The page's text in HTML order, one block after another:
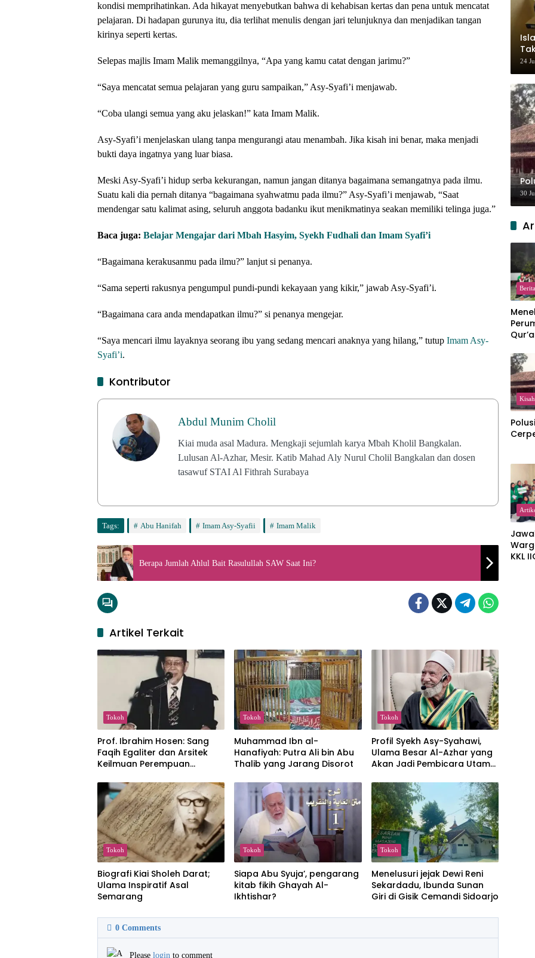
kondisi memprihatinkan. Ada hikayat menyebutkan bahwa di kehabisan kertas dan pena untuk mencatat
pelajaran. Di hadapan gurunya itu, dia terlihat menulis dengan jari telunjuknya dan menjadikan tangan
kirinya seperti kertas.
Selepas majlis Imam Malik memanggilnya, “Apa yang kamu catat dengan jarimu?”
“Saya mencatat semua pelajaran yang guru sampaikan,” Asy-Syafi’i menjawab.
“Coba ulangi semua yang aku jelaskan!” kata Imam Malik.
Asy-Syafi’i menjelaskan ulang tanpa mengurangi atau menambah. Jika kisah ini benar, maka menjadi
bukti daya ingatnya yang luar biasa.
Meski Asy-Syafi’i hidup serba kekurangan, namun jangan ditanya bagaimana semangatnya pada ilmu.
Suatu kali dia pernah ditanya “bagaimana syahwatmu pada ilmu?” Asy-Syafi’i menjawab, “Saat
mendengar satu kalimat asing, seluruh anggota badanku ikut menikmatinya seakan memiliki telinga juga.”
Baca juga: Belajar Mengajar dari Mbah Hasyim, Syekh Fudhali dan Imam Syafi’i
“Bagaimana kerakusanmu pada ilmu?” lanjut si penanya.
“Sama seperti rakusnya pengumpul pundi-pundi kekayaan yang kikir,” jawab Asy-Syafi’i.
“Bagaimana cara anda mendapatkan ilmu?” si penanya mengejar.
“Saya mencari ilmu layaknya seorang ibu yang sedang mencari anaknya yang hilang,” tutup Imam Asy-
Syafi’i.
Kontributor
Abdul Munim Cholil
Kiai muda asal Madura. Mengkaji sejumlah karya Mbah Kholil Bangkalan.
Lulusan Al-Azhar, Mesir. Katib Mahad Aly Nurul Cholil Bangkalan dan dosen
tasawuf STAI Al Fithrah Surabaya
Tags: Abu Hanifah Imam Asy-Syafii Imam Malik
Berapa Jumlah Ahlul Bait Rasulullah SAW Saat Ini?
Artikel Terkait
Tokoh
Prof. Ibrahim Hosen: Sang
Faqih Egaliter dan Arsitek
Keilmuan Perempuan
Tokoh
Muhammad Ibn al-
Hanafiyah: Putra Ali bin Abu
Thalib yang Jarang Disorot
Tokoh
Profil Syekh Asy-Syahawi,
Ulama Besar Al-Azhar yang
Akan Jadi Pembicara Utama
Masjid Istiqlal
Tokoh
Biografi Kiai Sholeh Darat;
Ulama Inspiratif Asal
Semarang
Tokoh
Siapa Abu Syuja’, pengarang
kitab fikih Ghayah Al-
Ikhtishar?
Tokoh
Menelusuri jejak Dewi Reni
Sekardadu, Ibunda Sunan
Giri di Gisik Cemandi Sidoarjo
0 Comments
Please login to comment
24
30
Berita
Kisah
KKL